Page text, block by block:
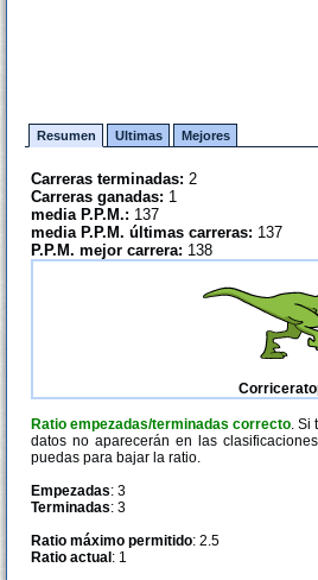
Resumen Ultimas Mejores
Carreras terminadas: 2
Carreras ganadas: 1
media P.P.M.: 137
media P.P.M. últimas carreras: 137
P.P.M. mejor carrera: 138
Ratio empezadas/terminadas correcto. Si
datos no aparecerán en las
puedas para bajar la ratio.
Empezadas: 3
Terminadas: 3
Ratio máximo permitido: 2.5
Ratio actual : 1